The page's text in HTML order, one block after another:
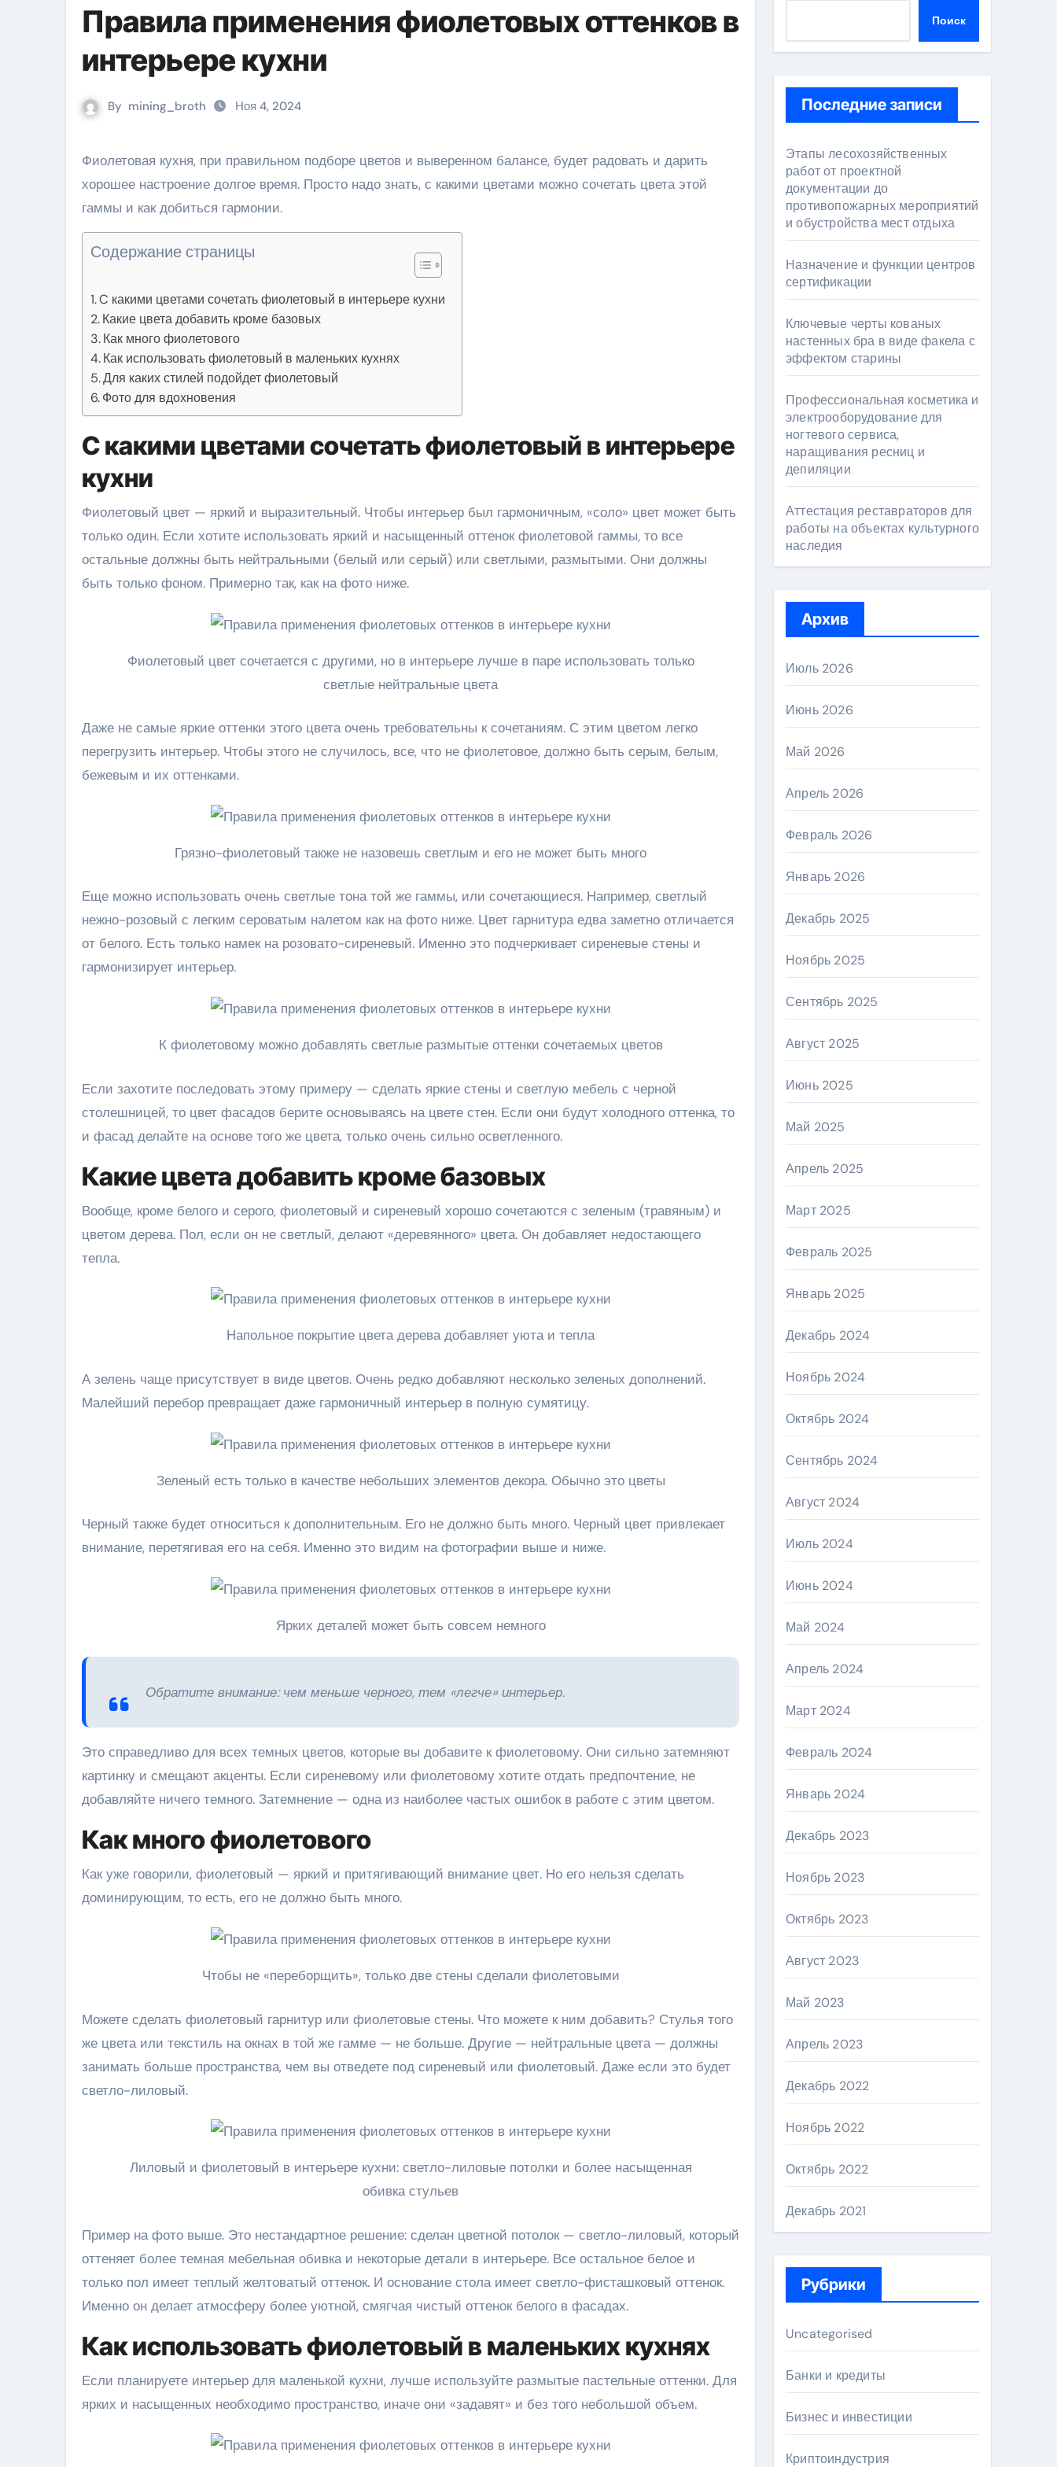
Правила применения фиолетовых оттенков в
интерьере кухни
By mining_broth Ноя 4, 2024
Фиолетовая кухня, при правильном подборе цветов и выверенном балансе, будет радовать и дарить
хорошее настроение долгое время. Просто надо знать, с какими цветами можно сочетать цвета этой
гаммы и как добиться гармонии.
Содержание страницы
C какими цветами сочетать фиолетовый в интерьере кухни
Какие цвета добавить кроме базовых
Как много фиолетового
Как использовать фиолетовый в маленьких кухнях
Для каких стилей подойдет фиолетовый
Фото для вдохновения
C какими цветами сочетать фиолетовый в интерьере
кухни
Фиолетовый цвет — яркий и выразительный. Чтобы интерьер был гармоничным, «соло» цвет может быть
только один. Если хотите использовать яркий и насыщенный оттенок фиолетовой гаммы, то все
остальные должны быть нейтральными (белый или серый) или светлыми, размытыми. Они должны
быть только фоном. Примерно так, как на фото ниже.
Фиолетовый цвет сочетается с другими, но в интерьере лучше в паре использовать только
светлые нейтральные цвета
Даже не самые яркие оттенки этого цвета очень требовательны к сочетаниям. С этим цветом легко
перегрузить интерьер. Чтобы этого не случилось, все, что не фиолетовое, должно быть серым, белым,
бежевым и их оттенками.
Грязно-фиолетовый также не назовешь светлым и его не может быть много
Еще можно использовать очень светлые тона той же гаммы, или сочетающиеся. Например, светлый
нежно-розовый с легким сероватым налетом как на фото ниже. Цвет гарнитура едва заметно отличается
от белого. Есть только намек на розовато-сиреневый. Именно это подчеркивает сиреневые стены и
гармонизирует интерьер.
К фиолетовому можно добавлять светлые размытые оттенки сочетаемых цветов
Если захотите последовать этому примеру — сделать яркие стены и светлую мебель с черной
столешницей, то цвет фасадов берите основываясь на цвете стен. Если они будут холодного оттенка, то
и фасад делайте на основе того же цвета, только очень сильно осветленного.
Какие цвета добавить кроме базовых
Вообще, кроме белого и серого, фиолетовый и сиреневый хорошо сочетаются с зеленым (травяным) и
цветом дерева. Пол, если он не светлый, делают «деревянного» цвета. Он добавляет недостающего
тепла.
Напольное покрытие цвета дерева добавляет уюта и тепла
А зелень чаще присутствует в виде цветов. Очень редко добавляют несколько зеленых дополнений.
Малейший перебор превращает даже гармоничный интерьер в полную сумятицу.
Зеленый есть только в качестве небольших элементов декора. Обычно это цветы
Черный также будет относиться к дополнительным. Его не должно быть много. Черный цвет привлекает
внимание, перетягивая его на себя. Именно это видим на фотографии выше и ниже.
Ярких деталей может быть совсем немного
Обратите внимание: чем меньше черного, тем «легче» интерьер.
Это справедливо для всех темных цветов, которые вы добавите к фиолетовому. Они сильно затемняют
картинку и смещают акценты. Если сиреневому или фиолетовому хотите отдать предпочтение, не
добавляйте ничего темного. Затемнение — одна из наиболее частых ошибок в работе с этим цветом.
Как много фиолетового
Как уже говорили, фиолетовый — яркий и притягивающий внимание цвет. Но его нельзя сделать
доминирующим, то есть, его не должно быть много.
Чтобы не «переборщить», только две стены сделали фиолетовыми
Можете сделать фиолетовый гарнитур или фиолетовые стены. Что можете к ним добавить? Стулья того
же цвета или текстиль на окнах в той же гамме — не больше. Другие — нейтральные цвета — должны
занимать больше пространства, чем вы отведете под сиреневый или фиолетовый. Даже если это будет
светло-лиловый.
Лиловый и фиолетовый в интерьере кухни: светло-лиловые потолки и более насыщенная
обивка стульев
Пример на фото выше. Это нестандартное решение: сделан цветной потолок — светло-лиловый, который
оттеняет более темная мебельная обивка и некоторые детали в интерьере. Все остальное белое и
только пол имеет теплый желтоватый оттенок. И основание стола имеет светло-фисташковый оттенок.
Именно он делает атмосферу более уютной, смягчая чистый оттенок белого в фасадах.
Как использовать фиолетовый в маленьких кухнях
Если планируете интерьер для маленькой кухни, лучше используйте размытые пастельные оттенки. Для
ярких и насыщенных необходимо пространство, иначе они «задавят» и без того небольшой объем.
Поиск
Последние записи
Этапы лесохозяйственных
работ от проектной
документации до
противопожарных мероприятий
и обустройства мест отдыха
Назначение и функции центров
сертификации
Ключевые черты кованых
настенных бра в виде факела с
эффектом старины
Профессиональная косметика и
электрооборудование для
ногтевого сервиса,
наращивания ресниц и
депиляции
Аттестация реставраторов для
работы на объектах культурного
наследия
Архив
Июль 2026
Июнь 2026
Май 2026
Апрель 2026
Февраль 2026
Январь 2026
Декабрь 2025
Ноябрь 2025
Сентябрь 2025
Август 2025
Июнь 2025
Май 2025
Апрель 2025
Март 2025
Февраль 2025
Январь 2025
Декабрь 2024
Ноябрь 2024
Октябрь 2024
Сентябрь 2024
Август 2024
Июль 2024
Июнь 2024
Май 2024
Апрель 2024
Март 2024
Февраль 2024
Январь 2024
Декабрь 2023
Ноябрь 2023
Октябрь 2023
Август 2023
Май 2023
Апрель 2023
Декабрь 2022
Ноябрь 2022
Октябрь 2022
Декабрь 2021
Рубрики
Uncategorised
Банки и кредиты
Бизнес и инвестиции
Криптоиндустрия